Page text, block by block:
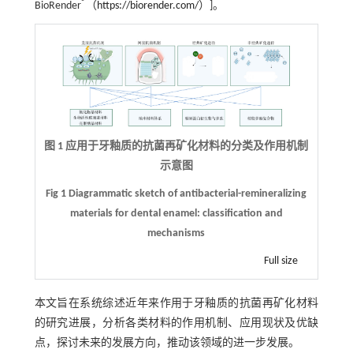
BioRender® （ https://biorender.com/）]。
图 1 应用于牙釉质的抗菌再矿化材料的分类及作用机制
示意图
Fig 1 Diagrammatic sketch of antibacterial-remineralizing
materials for dental enamel: classification and
mechanisms
Full size
本文旨在系统综述近年来作用于牙釉质的抗菌再矿化材料
的研究进展，分析各类材料的作用机制、应用现状及优缺
点，探讨未来的发展方向，推动该领域的进一步发展。